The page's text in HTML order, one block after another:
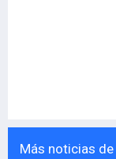
Más noticias de